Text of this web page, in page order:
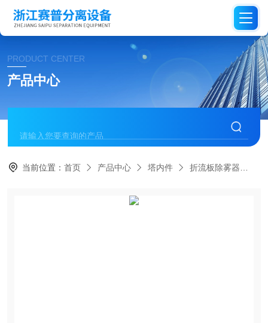
PRODUCT CENTER
产品中心
当前位置：首页 产品中心 塔内件 折流板除雾器